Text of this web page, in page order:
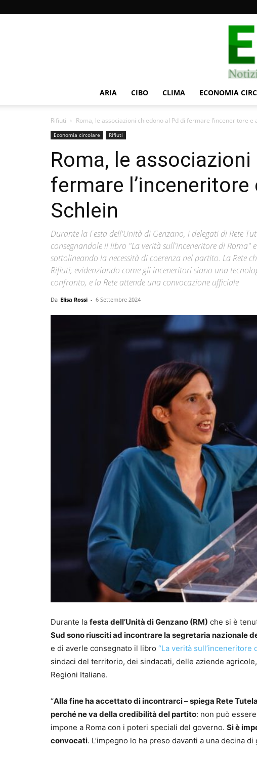
ARIA CIBO CLIMA ECONOMIA
Rifiuti Roma, le associazioni chiedono al Pd di fermare l’inceneritore e
Economia circolare Rifiuti
Roma, le
fermare
Schlein
Durante la Festa dell'Unità di Genzano, i delegati di Rete
consegnandole il libro "La verità sull'inceneritore di
sottolineando la necessità di coerenza nel partito. La Rete
Rifiuti, evidenziando come gli inceneritori siano una
confronto, e la Rete attende una convocazione ufficiale
Da Elisa Rossi - 6 Settembre 2024
Durante la festa dell’Unità di Genzano (RM) che si è
Sud sono riusciti ad incontrare la segretaria nazionale
e di averle consegnato il libro “La verità sull’inceneritore
sindaci del territorio, dei sindacati, delle aziende
Regioni Italiane.
“Alla fine ha accettato di incontrarci – spiega Rete
perché ne va della credibilità del partito: non può
impone a Roma con i poteri speciali del governo. Si è
convocati. L’impegno lo ha preso davanti a una decina